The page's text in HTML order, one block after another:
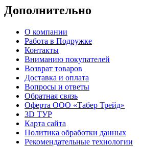
Дополнительно
О компании
Работа в Подружке
Контакты
Вниманию покупателей
Возврат товаров
Доставка и оплата
Вопросы и ответы
Обратная связь
Оферта ООО «Табер Трейд»
3D ТУР
Карта сайта
Политика обработки данных
Рекомендательные технологии